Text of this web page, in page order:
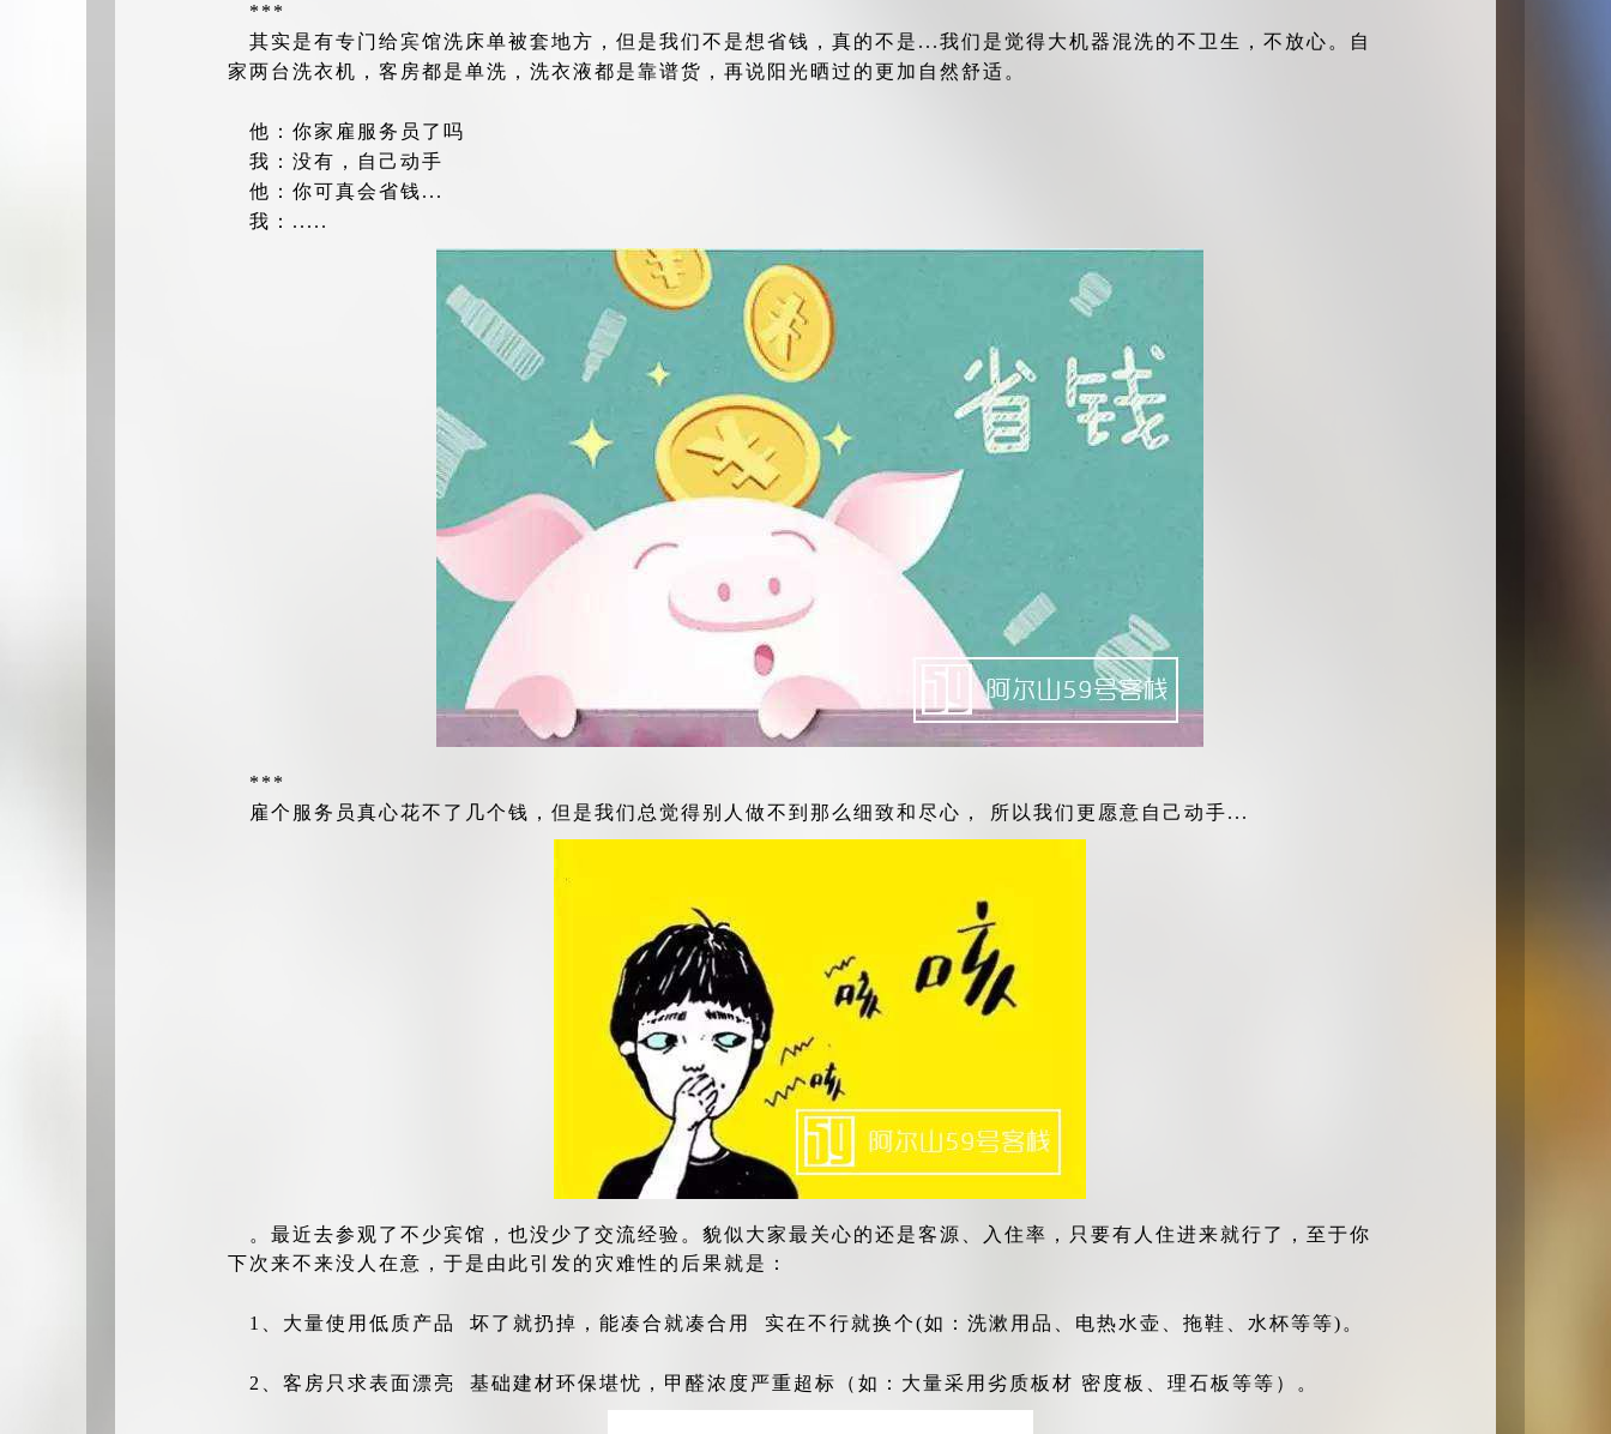
***
其实是有专门给宾馆洗床单被套地方，但是我们不是想省钱，真的不是...我们是觉得大机器混洗的不卫生，不放心。自
家两台洗衣机，客房都是单洗，洗衣液都是靠谱货，再说阳光晒过的更加自然舒适。
他：你家雇服务员了吗
我：没有，自己动手
他：你可真会省钱...
我：.....
***
雇个服务员真心花不了几个钱，但是我们总觉得别人做不到那么细致和尽心， 所以我们更愿意自己动手...
。最近去参观了不少宾馆，也没少了交流经验。 貌似大家最关心的还是客源、入住率，只要有人住进来就行了，至于你
下次来不来没人在意，于是由此引发的灾难性的后果就是：
1、大量使用低质产品 坏了就扔掉，能凑合就凑合用 实在不行就换个(如：洗漱用品、电热水壶、拖鞋、水杯等等)。
2、客房只求表面漂亮 基础建材环保堪忧，甲醛浓度严重超标（如：大量采用劣质板材 密度板、理石板等等）。